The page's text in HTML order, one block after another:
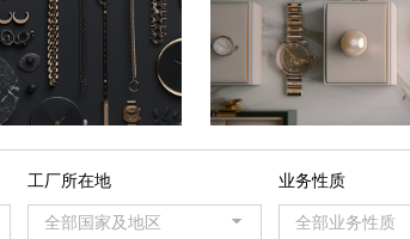
工厂所在地
全部国家及地区
业务性质
全部业务性质